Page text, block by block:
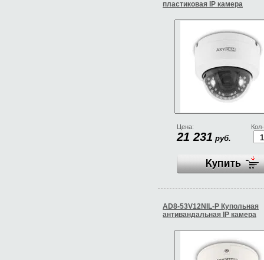
пластиковая IP камера
Цена:
21 231 руб.
AD8-53V12NIL-P Купольная
антивандальная IP камера